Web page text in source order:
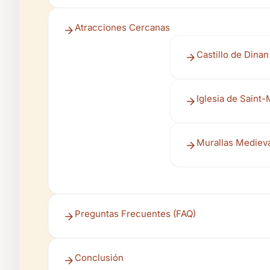
Atracciones Cercanas
Castillo de Dinan
Iglesia de Saint-
Murallas
Preguntas Frecuentes (FAQ)
Conclusión